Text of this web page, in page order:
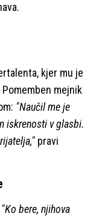
kjer mu je
mejnik
"Naučil me je
iskrenosti v glasbi.
pravi
"Ko bere, njihova